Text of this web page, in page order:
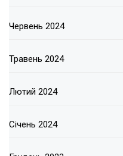
Червень 2024
Травень 2024
Лютий 2024
Січень 2024